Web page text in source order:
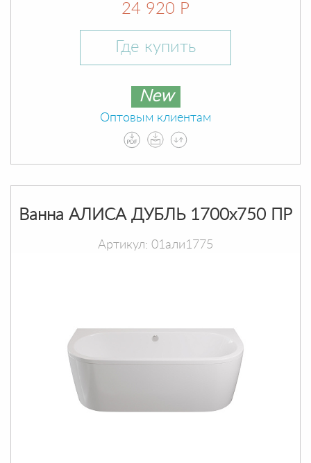
24 920 Р
Где купить
New
Оптовым клиентам
Ванна АЛИСА ДУБЛЬ 1700х750 ПР
Артикул: 01али1775